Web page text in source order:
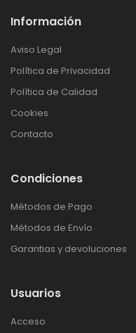
Información
Aviso Legal
Política de Privacidad
Política de Calidad
Cookies
Contacto
Condiciones
Métodos de Pago
Métodos de Envío
Garantias y devoluciones
Usuarios
Acceso